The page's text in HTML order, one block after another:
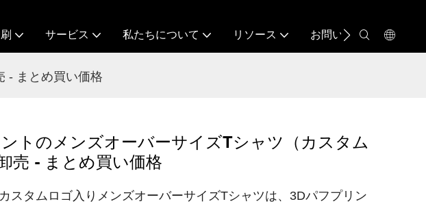
サービス 私たちについて リソース お問い合わせ
- まとめ買い価格
トのメンズオーバーサイズTシャツ（カスタム
売 - まとめ買い価格
スタムロゴ入りメンズオーバーサイズTシャツは、3Dパフプリン